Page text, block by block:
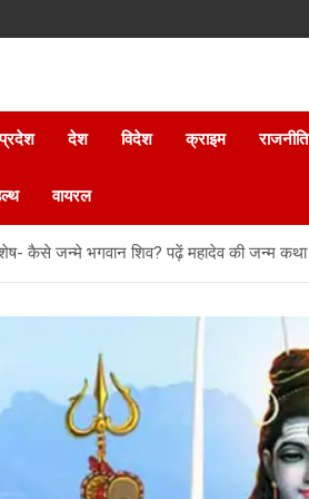
देश विदेश क्राइम राजनीति
वायरल
कैसे जन्मे भगवान शिव? पढ़ें महादेव की जन्म कथा